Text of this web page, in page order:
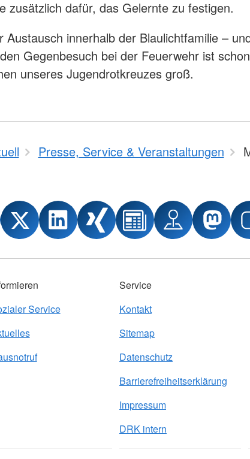
zusätzlich dafür, das Gelernte zu festigen.
Austausch innerhalb der Blaulichtfamilie –
Gegenbesuch bei der Feuerwehr ist
unseres Jugendrotkreuzes groß.
Presse, Service & Veranstaltungen
Service
Service
Kontakt
Sitemap
Datenschutz
Barrierefreiheitserklärung
Impressum
DRK intern